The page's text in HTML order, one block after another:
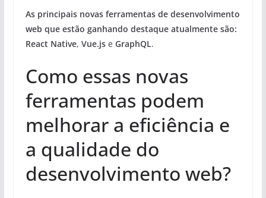
As principais novas ferramentas de desenvolvimento
web que estão ganhando destaque atualmente são:
React Native, Vue.jse GraphQL.
Como essas novas
ferramentas podem
melhorar a eficiência e
a qualidade do
desenvolvimento web?